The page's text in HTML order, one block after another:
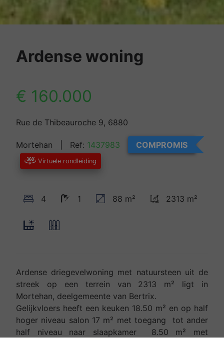
Ardense woning
€ 160.000
Rue de Thibeauroche 9, 6880
Mortehan | Ref: 1437983 COMPROMIS
Virtuele rondleiding
4 1 88 m² 2313 m²
Ardense driegevelwoning met natuursteen uit de
streek op een terrein van 2313 m² ligt in
Mortehan, deelgemeente van Bertrix.
Gelijkvloers heeft een keuken 18.50 m² en op half
hoger niveau salon 17 m² met toegang tot ander
half niveau naar slaapkamer 8.50 m² met